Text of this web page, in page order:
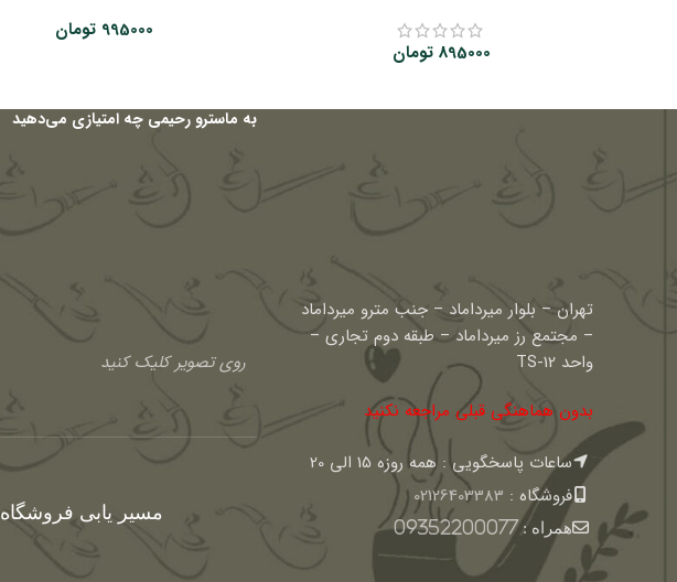
895000 تومان
995000 تومان
تهران – بلوار میرداماد – جنب مترو میرداماد
– مجتمع رز میرداماد – طبقه دوم تجاری –
واحد TS-12
بدون هماهنگی قبلی مراجعه نکنید
ساعات پاسخگویی : همه روزه 15 الی 20
فروشگاه : 02126403383
همراه :09352200077
به ماسترو رحیمی چه امتیازی می‌دهید
روی تصویر کلیک کنید
مسیر یابی فروشگاه